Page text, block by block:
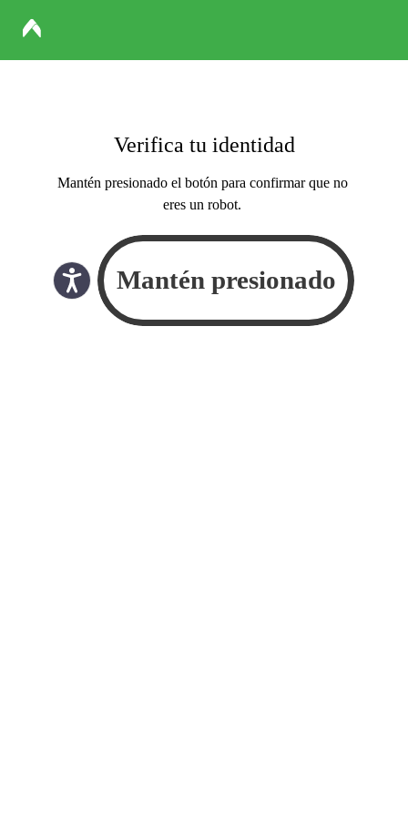
Verifica tu identidad
Mantén presionado el botón para confirmar que no
eres un robot.